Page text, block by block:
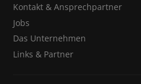
Kontakt & Ansprechpartner
Jobs
Das Unternehmen
Links & Partner